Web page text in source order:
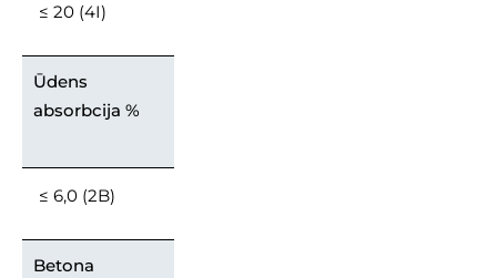
≤ 20 (4I)
Ūdens
absorbcija %
≤ 6,0 (2B)
Betona